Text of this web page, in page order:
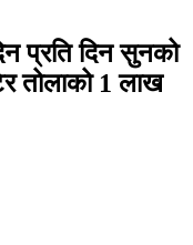
प्रति दिन सुनको
तोलाको 1 लाख